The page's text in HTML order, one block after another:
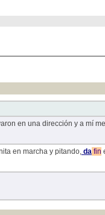
en una dirección y a mí
en marcha y pitando,dafin